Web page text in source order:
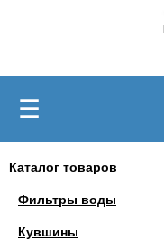
☰
Каталог товаров
Фильтры воды
Кувшины